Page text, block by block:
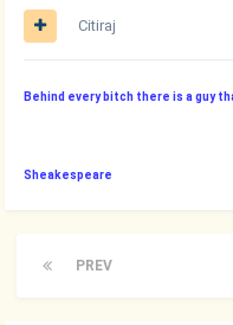
Citiraj
Behind every bitch there is a guy
Sheakespeare
PREV